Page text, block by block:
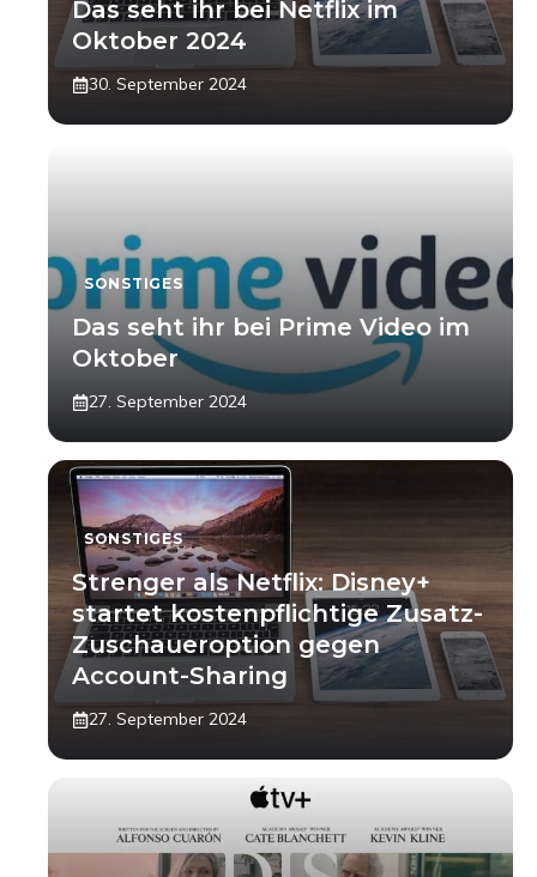
Das seht ihr bei Netflix im
Oktober 2024
30. September 2024
SONSTIGES
Das seht ihr bei Prime Video im
Oktober
27. September 2024
SONSTIGES
Strenger als Netflix: Disney+
startet kostenpflichtige Zusatz-
Zuschaueroption gegen
Account-Sharing
27. September 2024